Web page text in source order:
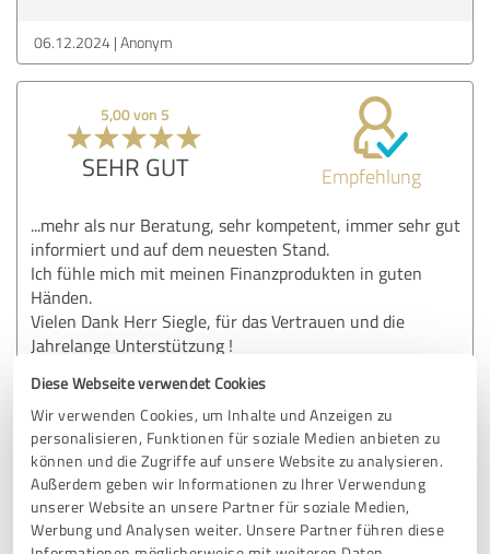
Diese Webseite verwendet Cookies
Wir verwenden Cookies, um Inhalte und Anzeigen zu
personalisieren, Funktionen für soziale Medien anbieten zu
können und die Zugriffe auf unsere Website zu analysieren.
Außerdem geben wir Informationen zu Ihrer Verwendung
unserer Website an unsere Partner für soziale Medien,
Werbung und Analysen weiter. Unsere Partner führen diese
06.12.2024 Anonym
5,00 von 5
SEHR GUT Empfehlung
...mehr als nur Beratung, sehr kompetent, immer sehr gut
informiert und auf dem neuesten Stand.
Ich fühle mich mit meinen Finanzprodukten in guten
Händen.
Vielen Dank Herr Siegle, für das Vertrauen und die
Jahrelange Unterstützung !
Erfahrungsbericht & Bewertung zu:
Maklerbüro Daniel Siegle
23.11.2024 Anonym